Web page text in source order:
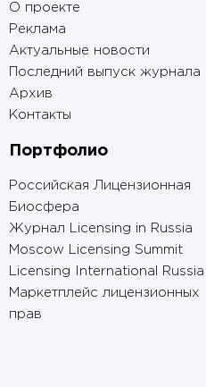
О проекте
Реклама
Актуальные новости
Последний выпуск журнала
Архив
Контакты
Портфолио
Российская Лицензионная
Биосфера
Журнал Licensing in Russia
Moscow Licensing Summit
Licensing International Russia
Маркетплейс лицензионных
прав